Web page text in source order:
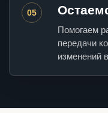
05
Помогаем
передачи
изменений